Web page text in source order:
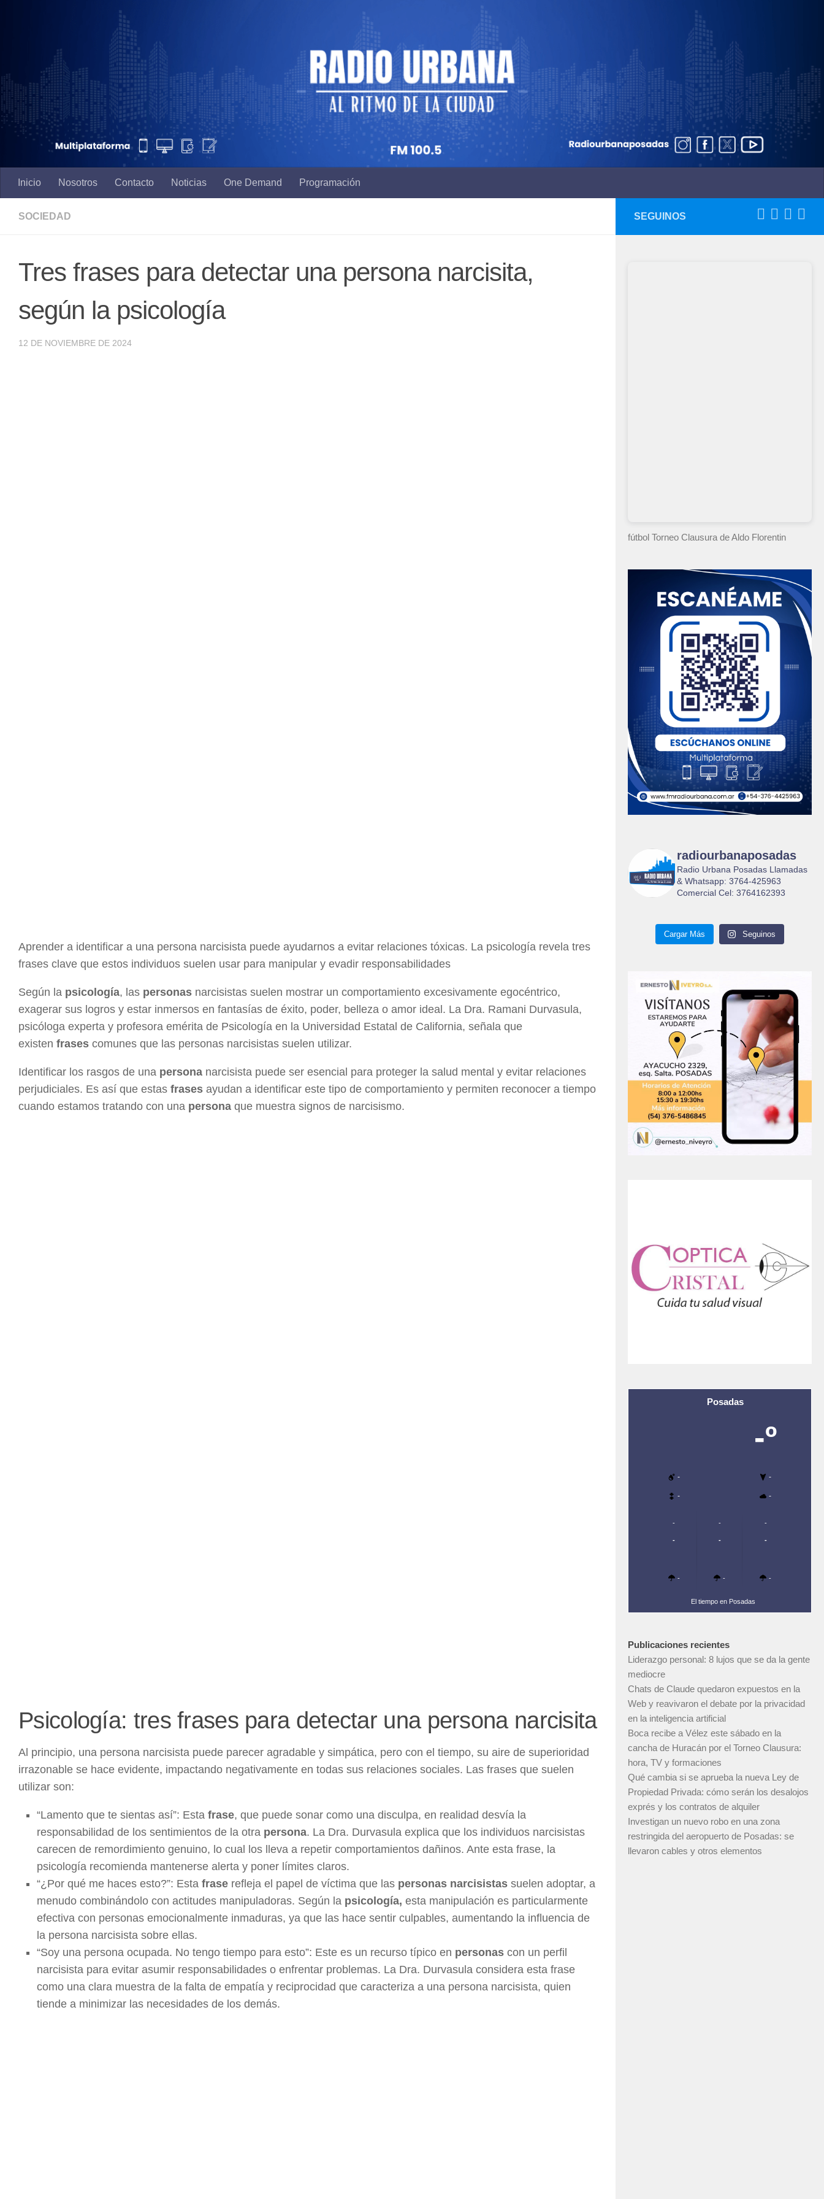
Inicio Nosotros Contacto Noticias One Demand Programación
SOCIEDAD
Tres frases para detectar una persona narcisita,
según la psicología
12 DE NOVIEMBRE DE 2024
Aprender a identificar a una persona narcisista puede ayudarnos a evitar relaciones tóxicas. La psicología revela tres
frases clave que estos individuos suelen usar para manipular y evadir responsabilidades
Según la psicología, las personas narcisistas suelen mostrar un comportamiento excesivamente egocéntrico,
exagerar sus logros y estar inmersos en fantasías de éxito, poder, belleza o amor ideal. La Dra. Ramani Durvasula,
psicóloga experta y profesora emérita de Psicología en la Universidad Estatal de California, señala que
existen frases comunes que las personas narcisistas suelen utilizar.
Identificar los rasgos de una persona narcisista puede ser esencial para proteger la salud mental y evitar relaciones
perjudiciales. Es así que estas frases ayudan a identificar este tipo de comportamiento y permiten reconocer a tiempo
cuando estamos tratando con una persona que muestra signos de narcisismo.
Psicología: tres frases para detectar una persona narcisita
Al principio, una persona narcisista puede parecer agradable y simpática, pero con el tiempo, su aire de superioridad
irrazonable se hace evidente, impactando negativamente en todas sus relaciones sociales. Las frases que suelen
utilizar son:
“Lamento que te sientas así”: Esta frase, que puede sonar como una disculpa, en realidad desvía la
responsabilidad de los sentimientos de la otra persona. La Dra. Durvasula explica que los individuos narcisistas
carecen de remordimiento genuino, lo cual los lleva a repetir comportamientos dañinos. Ante esta frase, la
psicología recomienda mantenerse alerta y poner límites claros.
“¿Por qué me haces esto?”: Esta frase refleja el papel de víctima que las personas narcisistas suelen adoptar, a
menudo combinándolo con actitudes manipuladoras. Según la psicología, esta manipulación es particularmente
efectiva con personas emocionalmente inmaduras, ya que las hace sentir culpables, aumentando la influencia de
la persona narcisista sobre ellas.
“Soy una persona ocupada. No tengo tiempo para esto”: Este es un recurso típico en personas con un perfil
narcisista para evitar asumir responsabilidades o enfrentar problemas. La Dra. Durvasula considera esta frase
como una clara muestra de la falta de empatía y reciprocidad que caracteriza a una persona narcisista, quien
tiende a minimizar las necesidades de los demás.
SEGUINOS
fútbol Torneo Clausurade Aldo Florentin
radiourbanaposadas
Radio Urbana Posadas Llamadas
& Whatsapp: 3764-425963
Comercial Cel: 3764162393
Cargar Más Seguinos
Posadas
-º
- -
- -
-
-
-
-
-
-
-
-
-
El tiempo en Posadas
Publicaciones recientes
Liderazgo personal: 8 lujos que se da la gente
mediocre
Chats de Claude quedaron expuestos en la
Web y reavivaron el debate por la privacidad
en la inteligencia artificial
Boca recibe a Vélez este sábado en la
cancha de Huracán por el Torneo Clausura:
hora, TV y formaciones
Qué cambia si se aprueba la nueva Ley de
Propiedad Privada: cómo serán los desalojos
exprés y los contratos de alquiler
Investigan un nuevo robo en una zona
restringida del aeropuerto de Posadas: se
llevaron cables y otros elementos